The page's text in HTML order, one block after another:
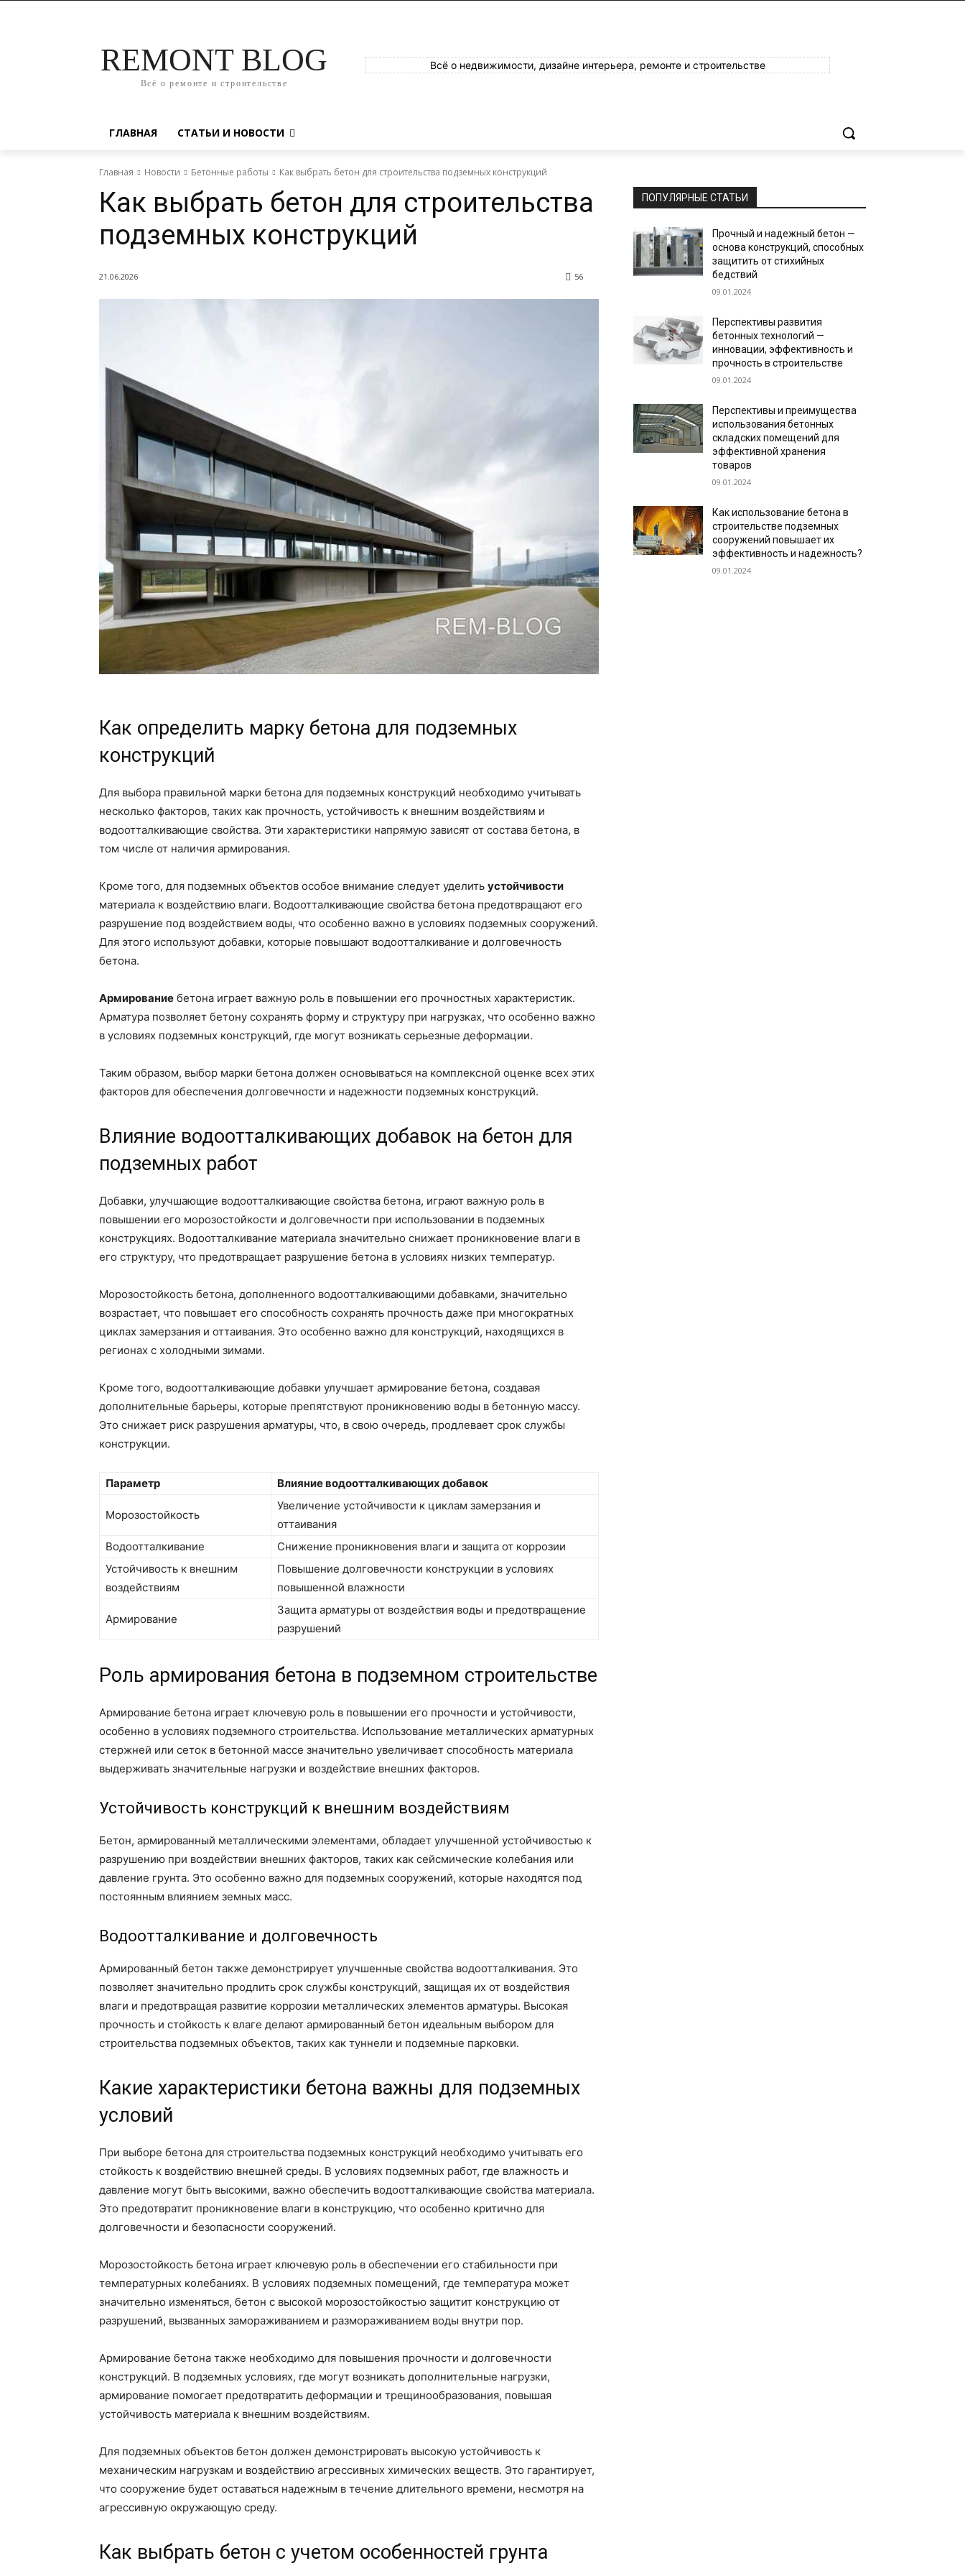
REMONT BLOG
Всё о ремонте и строительстве
Всё о недвижимости, дизайне интерьера, ремонте и строительстве
ГЛАВНАЯ СТАТЬИ И НОВОСТИ
Главная Новости Бетонные работы Как выбрать бетон для строительства подземных конструкций
Как выбрать бетон для строительства
подземных конструкций
21.06.2026 56
Как определить марку бетона для подземных
конструкций
Для выбора правильной марки бетона для подземных конструкций необходимо учитывать
несколько факторов, таких как прочность, устойчивость к внешним воздействиям и
водоотталкивающие свойства. Эти характеристики напрямую зависят от состава бетона, в
том числе от наличия армирования.
Кроме того, для подземных объектов особое внимание следует уделить устойчивости
материала к воздействию влаги. Водоотталкивающие свойства бетона предотвращают его
разрушение под воздействием воды, что особенно важно в условиях подземных сооружений.
Для этого используют добавки, которые повышают водоотталкивание и долговечность
бетона.
Армирование бетона играет важную роль в повышении его прочностных характеристик.
Арматура позволяет бетону сохранять форму и структуру при нагрузках, что особенно важно
в условиях подземных конструкций, где могут возникать серьезные деформации.
Таким образом, выбор марки бетона должен основываться на комплексной оценке всех этих
факторов для обеспечения долговечности и надежности подземных конструкций.
Влияние водоотталкивающих добавок на бетон для
подземных работ
Добавки, улучшающие водоотталкивающие свойства бетона, играют важную роль в
повышении его морозостойкости и долговечности при использовании в подземных
конструкциях. Водоотталкивание материала значительно снижает проникновение влаги в
его структуру, что предотвращает разрушение бетона в условиях низких температур.
Морозостойкость бетона, дополненного водоотталкивающими добавками, значительно
возрастает, что повышает его способность сохранять прочность даже при многократных
циклах замерзания и оттаивания. Это особенно важно для конструкций, находящихся в
регионах с холодными зимами.
Кроме того, водоотталкивающие добавки улучшает армирование бетона, создавая
дополнительные барьеры, которые препятствуют проникновению воды в бетонную массу.
Это снижает риск разрушения арматуры, что, в свою очередь, продлевает срок службы
конструкции.
Параметр Влияние водоотталкивающих добавок
Морозостойкость
Увеличение устойчивости к циклам замерзания и
оттаивания
Водоотталкивание
Снижение проникновения влаги и защита от коррозии
Устойчивость к внешним
воздействиям
Повышение долговечности конструкции в условиях
повышенной влажности
Армирование
Защита арматуры от воздействия воды и предотвращение
разрушений
Роль армирования бетона в подземном строительстве
Армирование бетона играет ключевую роль в повышении его прочности и устойчивости,
особенно в условиях подземного строительства. Использование металлических арматурных
стержней или сеток в бетонной массе значительно увеличивает способность материала
выдерживать значительные нагрузки и воздействие внешних факторов.
Устойчивость конструкций к внешним воздействиям
Бетон, армированный металлическими элементами, обладает улучшенной устойчивостью к
разрушению при воздействии внешних факторов, таких как сейсмические колебания или
давление грунта. Это особенно важно для подземных сооружений, которые находятся под
постоянным влиянием земных масс.
Водоотталкивание и долговечность
Армированный бетон также демонстрирует улучшенные свойства водоотталкивания. Это
позволяет значительно продлить срок службы конструкций, защищая их от воздействия
влаги и предотвращая развитие коррозии металлических элементов арматуры. Высокая
прочность и стойкость к влаге делают армированный бетон идеальным выбором для
строительства подземных объектов, таких как туннели и подземные парковки.
Какие характеристики бетона важны для подземных
условий
При выборе бетона для строительства подземных конструкций необходимо учитывать его
стойкость к воздействию внешней среды. В условиях подземных работ, где влажность и
давление могут быть высокими, важно обеспечить водоотталкивающие свойства материала.
Это предотвратит проникновение влаги в конструкцию, что особенно критично для
долговечности и безопасности сооружений.
Морозостойкость бетона играет ключевую роль в обеспечении его стабильности при
температурных колебаниях. В условиях подземных помещений, где температура может
значительно изменяться, бетон с высокой морозостойкостью защитит конструкцию от
разрушений, вызванных замораживанием и размораживанием воды внутри пор.
Армирование бетона также необходимо для повышения прочности и долговечности
конструкций. В подземных условиях, где могут возникать дополнительные нагрузки,
армирование помогает предотвратить деформации и трещинообразования, повышая
устойчивость материала к внешним воздействиям.
Для подземных объектов бетон должен демонстрировать высокую устойчивость к
механическим нагрузкам и воздействию агрессивных химических веществ. Это гарантирует,
что сооружение будет оставаться надежным в течение длительного времени, несмотря на
агрессивную окружающую среду.
Как выбрать бетон с учетом особенностей грунта
ПОПУЛЯРНЫЕ СТАТЬИ
Прочный и надежный бетон —
основа конструкций, способных
защитить от стихийных
бедствий
09.01.2024
Перспективы развития
бетонных технологий —
инновации, эффективность и
прочность в строительстве
09.01.2024
Перспективы и преимущества
использования бетонных
складских помещений для
эффективной хранения
товаров
09.01.2024
Как использование бетона в
строительстве подземных
сооружений повышает их
эффективность и надежность?
09.01.2024